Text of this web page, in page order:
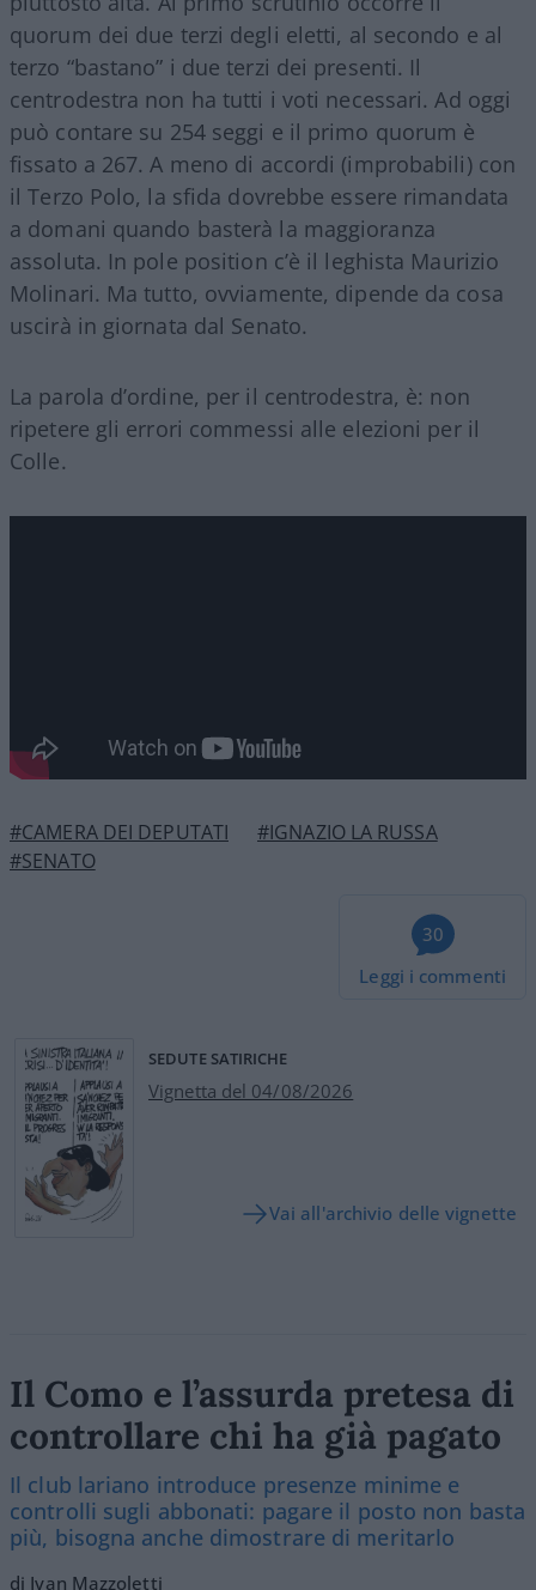
quorum dei due terzi degli eletti, al secondo e al
terzo “bastano” i due terzi dei presenti. Il
centrodestra non ha tutti i voti necessari. Ad oggi
può contare su 254 seggi e il primo quorum è
fissato a 267. A meno di accordi (improbabili) con
il Terzo Polo, la sfida dovrebbe essere rimandata
a domani quando basterà la maggioranza
assoluta. In pole position c’è il leghista Maurizio
Molinari. Ma tutto, ovviamente, dipende da cosa
uscirà in giornata dal Senato.
La parola d’ordine, per il centrodestra, è: non
ripetere gli errori commessi alle elezioni per il
Colle.
#CAMERA DEI DEPUTATI
#IGNAZIO LA RUSSA
#SENATO
30
Leggi i commenti
SEDUTE SATIRICHE
Vignetta del 04/08/2026
Vai all'archivio delle vignette
Il Como e l’assurda pretesa di
controllare chi ha già pagato
Il club lariano introduce presenze minime e
controlli sugli abbonati: pagare il posto non basta
più, bisogna anche dimostrare di meritarlo
di Ivan Mazzoletti